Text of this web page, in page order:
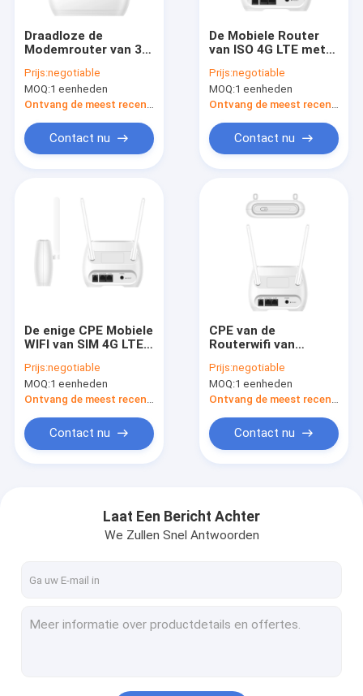
Ongeveer ons
Fabrieksreis
Nieuws
Shopping
Slimme Draadloze Landline Telefoon
Draadloze de
Modemrouter van 3G
Card
Prijs:negotiable
MOQ:1 eenheden
Ontvang de meest recente Prijs
Contact nu
De Mobiele Router
van ISO 4G LTE met
Card Slot RJ11
Ethernet
Prijs:negotiable
MOQ:1 eenheden
Ontvang de meest recente Prijs
Contact nu
De enige CPE Mobiele
WIFI van SIM 4G LTE
Routerpstn Volte
Prijs:negotiable
MOQ:1 eenheden
Ontvang de meest recente Prijs
Contact nu
CPE van de
Routerwifi van
Draadloze Mifi Vraag
van PSTN VOLTE
Prijs:negotiable
MOQ:1 eenheden
Ontvang de meest recente Prijs
Contact nu
Laat Een Bericht Achter
We Zullen Snel Antwoorden